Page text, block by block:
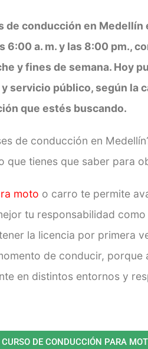
de conducción en
6:00 a. m. y las 8:00 pm.,
y fines de semana. Hoy
servicio público, según la
que estés buscando.
de conducción en
que tienes que saber para
moto o carro te permite
tu responsabilidad
la licencia por primera
de conducir, porque
en distintos entornos y
CURSO DE CONDUCCIÓN PARA